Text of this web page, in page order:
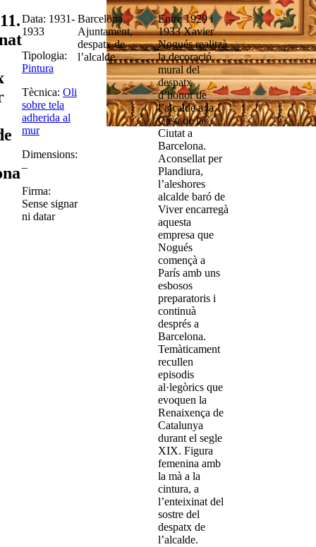
Data: 1931-
1933
Tipologia:
Pintura
Tècnica: Oli
sobre tela
adherida al
mur
Dimensions:
–
Firma:
Sense signar
ni datar
Barcelona,
Ajuntament,
despatx de
l’alcalde
Entre 1929 i
1933 Xavier
Nogués realitzà
la decoració
mural del
despatx
d’honor de
l’alcalde a la
Casa de la
Ciutat a
Barcelona.
Aconsellat per
Plandiura,
l’aleshores
alcalde baró de
Viver encarregà
aquesta
empresa que
Nogués
començà a
París amb uns
esbosos
preparatoris i
continuà
després a
Barcelona.
Temàticament
recullen
episodis
al·legòrics que
evoquen la
Renaixença de
Catalunya
durant el segle
XIX. Figura
femenina amb
la mà a la
cintura, a
l’enteixinat del
sostre del
despatx de
l’alcalde.
–